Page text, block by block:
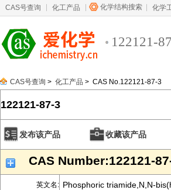
CAS号查询 化工产品 化学结构搜索 化学
122121-
CAS号查询 > 化工产品 > CAS No.122121-87-3
122121-87-3
发布该产品 收藏该产品
CAS Number:122121-
英文名: Phosphoric triamide,N,N-